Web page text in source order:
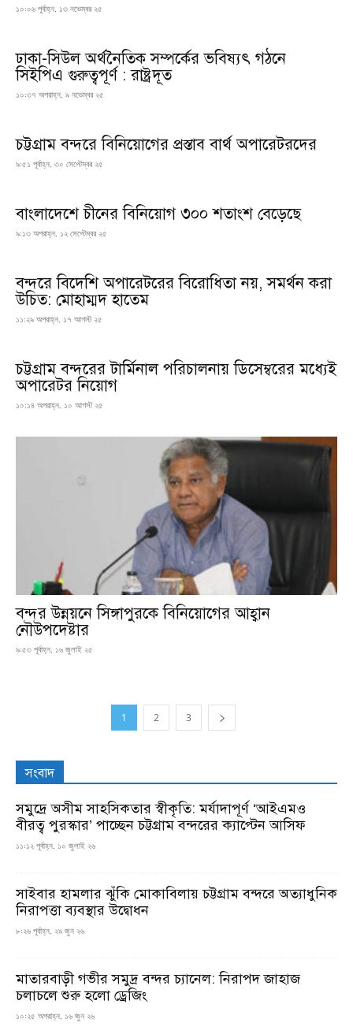
১০:০৬ পূর্বাহ্ন, ১৩ নভেম্বর ২৫
ঢাকা-সিউল অর্থনৈতিক সম্পর্কের ভবিষ্যৎ গঠনে
সিইপিএ গুরুত্বপূর্ণ : রাষ্ট্রদূত
১০:৩৭ অপরাহ্ন, ৯ নভেম্বর ২৫
চট্টগ্রাম বন্দরে বিনিয়োগের প্রস্তাব বার্থ অপারেটরদের
৯:৫১ পূর্বাহ্ন, ৩০ সেপ্টেম্বর ২৫
বাংলাদেশে চীনের বিনিয়োগ ৩০০ শতাংশ বেড়েছে
৯:১৩ অপরাহ্ন, ১২ সেপ্টেম্বর ২৫
বন্দরে বিদেশি অপারেটরের বিরোধিতা নয়, সমর্থন করা
উচিত: মোহাম্মদ হাতেম
১১:২৯ অপরাহ্ন, ১৭ আগস্ট ২৫
চট্টগ্রাম বন্দরের টার্মিনাল পরিচালনায় ডিসেম্বরের মধ্যেই
অপারেটর নিয়োগ
১০:১৪ অপরাহ্ন, ১০ আগস্ট ২৫
বন্দর উন্নয়নে সিঙ্গাপুরকে বিনিয়োগের আহ্বান
নৌউপদেষ্টার
৯:৫৩ পূর্বাহ্ন, ১৬ জুলাই ২৫
1 2 3
সংবাদ
সমুদ্রে অসীম সাহসিকতার স্বীকৃতি: মর্যাদাপূর্ণ ‘আইএমও
বীরত্ব পুরস্কার’ পাচ্ছেন চট্টগ্রাম বন্দরের ক্যাপ্টেন আসিফ
১১:১২ পূর্বাহ্ন, ১০ জুলাই ২৬
সাইবার হামলার ঝুঁকি মোকাবিলায় চট্টগ্রাম বন্দরে অত্যাধুনিক
নিরাপত্তা ব্যবস্থার উদ্বোধন
৮:২৬ পূর্বাহ্ন, ২৯ জুন ২৬
মাতারবাড়ী গভীর সমুদ্র বন্দর চ্যানেল: নিরাপদ জাহাজ
চলাচলে শুরু হলো ড্রেজিং
১০:২৫ অপরাহ্ন, ১৬ জুন ২৬